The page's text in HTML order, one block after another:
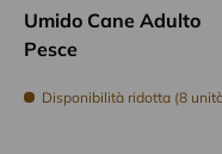
Umido Cane Adulto
Pesce
Disponibilità ridotta (8